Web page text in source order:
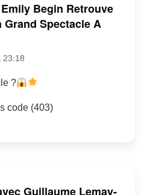
Begin Retrouve
Grand Spectacle A
23:18
?
code (403)
Guillaume Lemay-